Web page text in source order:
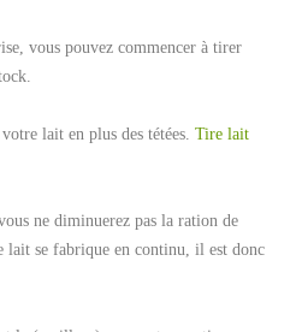
vous pouvez commencer à tirer
lait en plus des tétées. Tire lait
ne diminuerez pas la ration de
lait se fabrique en continu, il est donc